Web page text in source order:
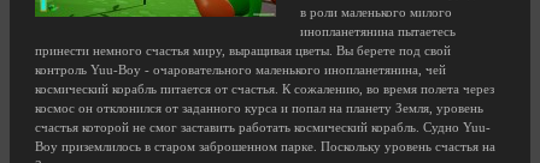
в роли маленького милого
инопланетянина пытаетесь
принести немного счастья миру, выращивая цветы. Вы берете под свой
контроль Yuu-Boy - очаровательного маленького инопланетянина, чей
космический корабль питается от счастья. К сожалению, во время полета через
космос он отклонился от заданного курса и попал на планету Земля, уровень
счастья которой не смог заставить работать космический корабль. Судно Yuu-
Boy приземлилось в старом заброшенном парке. Поскольку уровень счастья на